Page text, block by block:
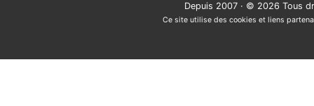
Depuis 2007 · © 2026 Tous
Ce site utilise des cookies et liens